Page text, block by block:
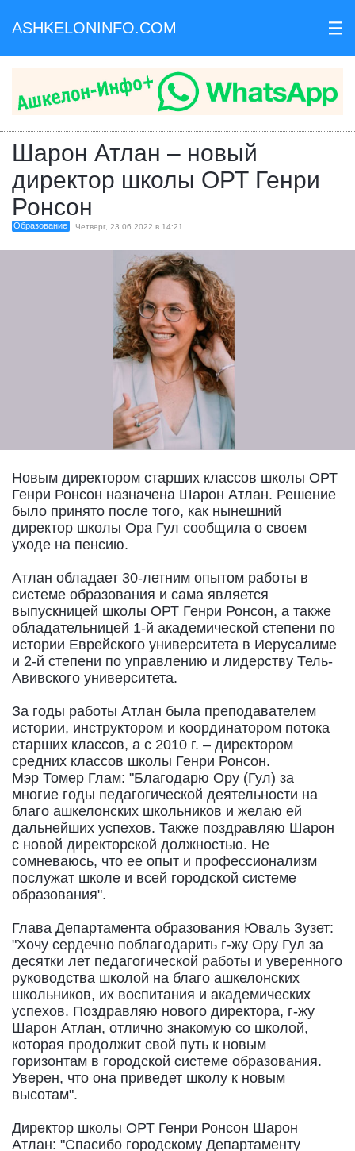
ASHKELONINFO.COM III
Шарон Атлан – новый
директор школы ОРТ Генри
Ронсон
Образование Четверг, 23.06.2022 в 14:21
Новым директором старших классов школы ОРТ
Генри Ронсон назначена Шарон Атлан. Решение
было принято после того, как нынешний
директор школы Ора Гул сообщила о своем
уходе на пенсию.
Атлан обладает 30-летним опытом работы в
системе образования и сама является
выпускницей школы ОРТ Генри Ронсон, а также
обладательницей 1-й академической степени по
истории Еврейского университета в Иерусалиме
и 2-й степени по управлению и лидерству Тель-
Авивского университета.
За годы работы Атлан была преподавателем
истории, инструктором и координатором потока
старших классов, а с 2010 г. – директором
средних классов школы Генри Ронсон.
Мэр Томер Глам: "Благодарю Ору (Гул) за
многие годы педагогической деятельности на
благо ашкелонских школьников и желаю ей
дальнейших успехов. Также поздравляю Шарон
с новой директорской должностью. Не
сомневаюсь, что ее опыт и профессионализм
послужат школе и всей городской системе
образования".
Глава Департамента образования Юваль Зузет:
"Хочу сердечно поблагодарить г-жу Ору Гул за
десятки лет педагогической работы и уверенного
руководства школой на благо ашкелонских
школьников, их воспитания и академических
успехов. Поздравляю нового директора, г-жу
Шарон Атлан, отлично знакомую со школой,
которая продолжит свой путь к новым
горизонтам в городской системе образования.
Уверен, что она приведет школу к новым
высотам".
Директор школы ОРТ Генри Ронсон Шарон
Атлан: "Спасибо городскому Департаменту